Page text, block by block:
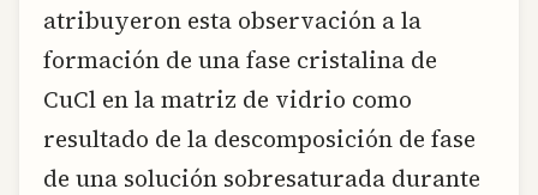
atribuyeron esta observación a la
formación de una fase cristalina de
CuCl en la matriz de vidrio como
resultado de la descomposición de fase
de una solución sobresaturada durante